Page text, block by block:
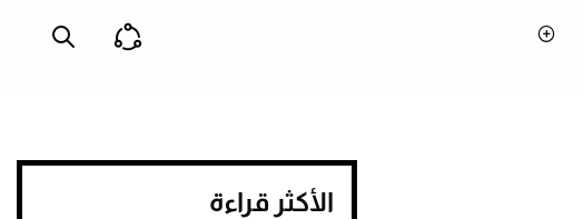
الأكثر قراءة